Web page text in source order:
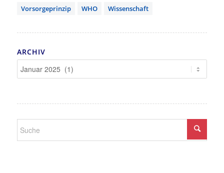
Vorsorgeprinzip
WHO Wissenschaft
ARCHIV